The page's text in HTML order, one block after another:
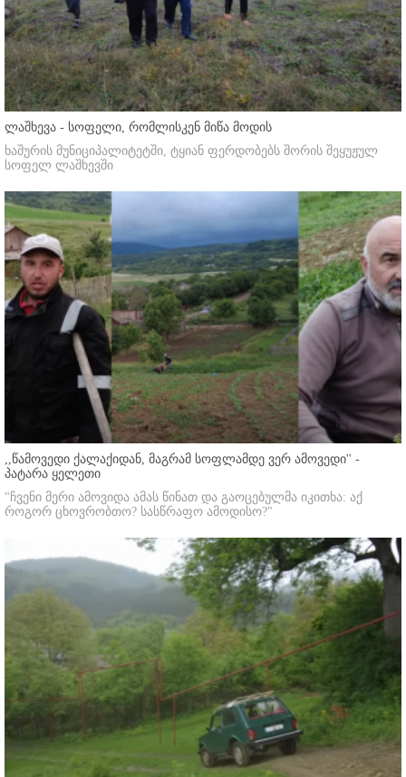
ლაშხევა - სოფელი, რომლისკენ მიწა მოდის
ხაშურის მუნიციპალიტეტში, ტყიან ფერდობებს შორის შეყუჟულ
სოფელ ლაშხევში
,,წამოვედი ქალაქიდან, მაგრამ სოფლამდე ვერ ამოვედი'' -
პატარა ყელეთი
"ჩვენი მერი ამოვიდა ამას წინათ და გაოცებულმა იკითხა: აქ
როგორ ცხოვრობთო? სასწრაფო ამოდისო?"